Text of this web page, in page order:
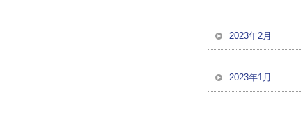
2023年2月
2023年1月